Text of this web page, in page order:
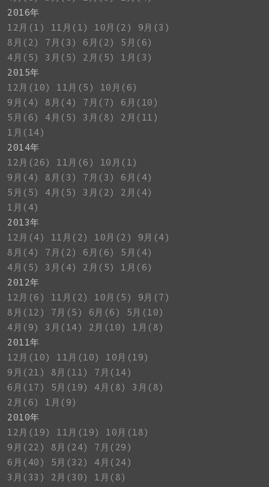
2016年
12月(1)
11月(1) 10月(2)
9月(3)
8月(2)
7月(3) 6月(2)
5月(6)
4月(5)
3月(5) 2月(5)
1月(3)
2015年
12月(10)
11月(5)
10月(6)
9月(4)
8月(4) 7月(7)
6月(10)
5月(6)
4月(5) 3月(8)
2月(11)
1月(14)
2014年
12月(26)
11月(6)
10月(1)
9月(4)
8月(3) 7月(3)
6月(4)
5月(5)
4月(5) 3月(2)
2月(4)
1月(4)
2013年
12月(4)
11月(2) 10月(2)
9月(4)
8月(4)
7月(2) 6月(6)
5月(4)
4月(5)
3月(4) 2月(5)
1月(6)
2012年
12月(6)
11月(2) 10月(5)
9月(7)
8月(12)
7月(5) 6月(6)
5月(10)
4月(9)
3月(14) 2月(10)
1月(8)
2011年
12月(10)
11月(10)
10月(19)
9月(21)
8月(11)
7月(14)
6月(17)
5月(19) 4月(8)
3月(8)
2月(6)
1月(9)
2010年
12月(19)
11月(19)
10月(18)
9月(22)
8月(24)
7月(29)
6月(40)
5月(32)
4月(24)
3月(33)
2月(30)
1月(8)